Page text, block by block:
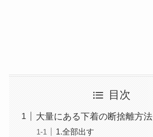
目次
大量にある下着の断捨離方法
1.全部出す